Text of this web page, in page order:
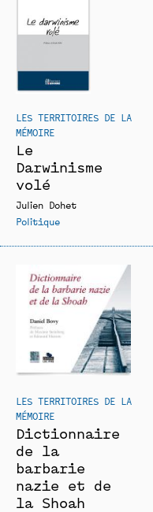
LES TERRITOIRES DE LA
MÉMOIRE
Le
Darwinisme
volé
Julien Dohet
Politique
LES TERRITOIRES DE LA
MÉMOIRE
Dictionnaire
de la
barbarie
nazie et de
la Shoah